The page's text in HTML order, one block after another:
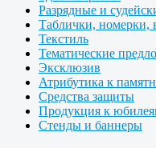
Разрядные и
Таблички, номерки,
Текстиль
Тематические
Эксклюзив
Атрибутика к
Средства защиты
Продукция к
Стенды и баннеры